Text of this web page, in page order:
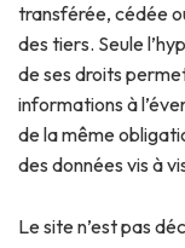
transférée, cédée
des tiers. Seule
de ses droits
informations à
de la même
des données vis à
Le site n’est pas